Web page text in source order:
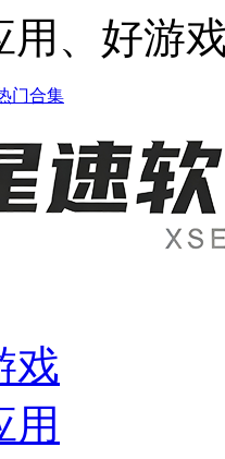
用、好游
门合集
戏
用